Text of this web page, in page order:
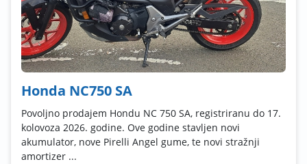
Honda NC750 SA
Povoljno prodajem Hondu NC 750 SA, registriranu do 17.
kolovoza 2026. godine. Ove godine stavljen novi
akumulator, nove Pirelli Angel gume, te novi stražnji
amortizer ...